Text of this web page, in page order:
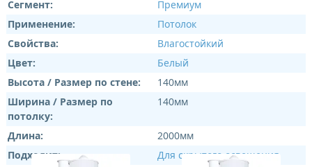
Сегмент:
Премиум
Применение:
Потолок
Свойства:
Влагостойкий
Цвет:
Белый
Высота / Размер по стене:
140мм
Ширина / Размер по
потолку:
140мм
Длина:
2000мм
Подходит:
Для скрытого освещения